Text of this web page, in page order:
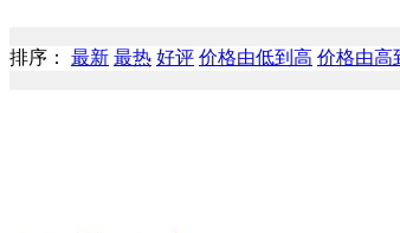
排序： 最新 最热 好评 价格由低到高 价格由高